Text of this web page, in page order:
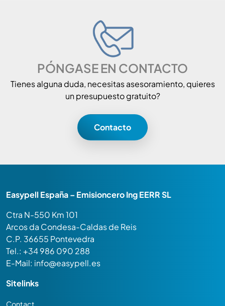
PÓNGASE EN CONTACTO
Tienes alguna duda, necesitas asesoramiento, quieres
un presupuesto gratuito?
Contacto
Easypell España – Emisioncero Ing EERR SL
Ctra N-550 Km 101
Arcos da Condesa-Caldas de Reis
C.P. 36655 Pontevedra
Tel.: +34 986 090 288
E-Mail: info@easypell.es
Sitelinks
Contact